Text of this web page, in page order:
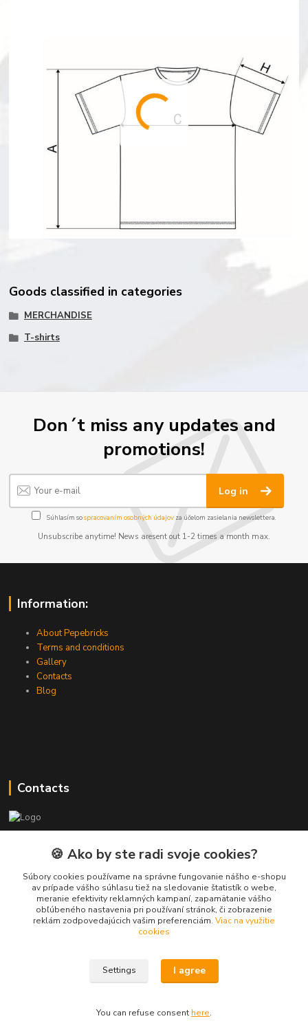
Goods classified in categories
MERCHANDISE
T-shirts
Don´t miss any updates and
promotions!
Log in
Súhlasím sospracovaním osobných údajov za účelom zasielania newslettera.
Unsubscribe anytime! News aresent out 1-2 times a month max.
Information:
About Pepebricks
Terms and conditions
Gallery
Contacts
Blog
Contacts
+421 915 709 534
(Mo-Fri, 9-17 hod.) or Whatsap 24/7
skifi.space@gmail.com
🍪 Ako by ste radi svoje cookies?
Súbory cookies používame na správne fungovanie nášho e-shopu
av prípade vášho súhlasu tiež na sledovanie štatistík o webe,
meranie efektivity reklamných kampaní, zapamätanie vášho
obľúbeného nastavenia pri používaní stránok, či zobrazenie
reklám zodpovedajúcich vašim preferenciám. Viac na využitie
cookies
Settings I agree
You can refuse consent here.